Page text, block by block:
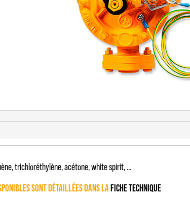
trichloréthylène, acétone, white spirit, …
SONT DÉTAILLÉES DANS LA FICHE TECHNIQUE